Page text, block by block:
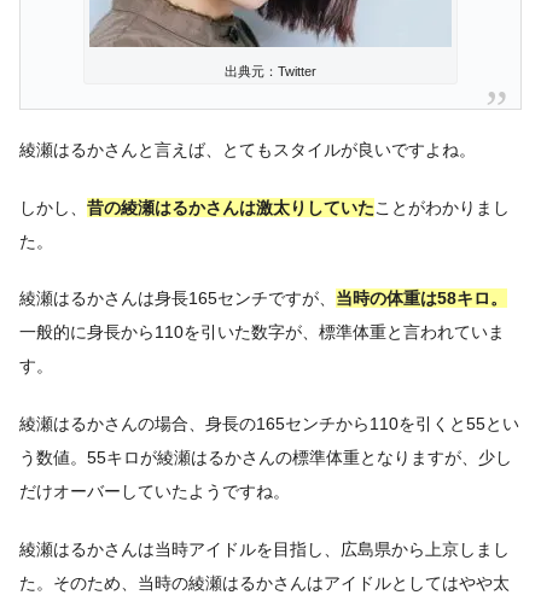
出典元：Twitter
綾瀬はるかさんと言えば、とてもスタイルが良いですよね。
しかし、 昔の綾瀬はるかさんは激太りしていたことがわかりまし
た。
綾瀬はるかさんは身長165センチですが、 当時の体重は58キロ。
一般的に身長から110を引いた数字が、標準体重と言われていま
す。
綾瀬はるかさんの場合、身長の165センチから110を引くと55とい
う数値。55キロが綾瀬はるかさんの標準体重となりますが、少し
だけオーバーしていたようですね。
綾瀬はるかさんは当時アイドルを目指し、広島県から上京しまし
た。そのため、当時の綾瀬はるかさんはアイドルとしてはやや太